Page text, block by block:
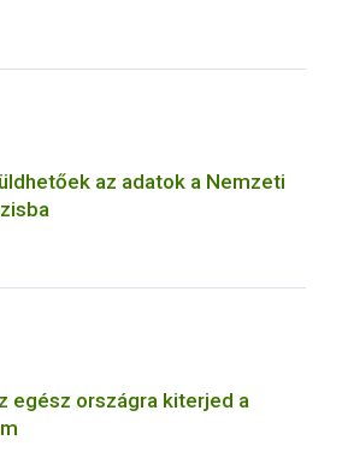
az adatok a Nemzeti
egész országra kiterjed a